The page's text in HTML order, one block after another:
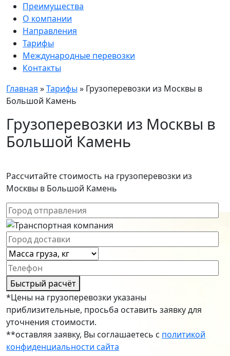
Преимущества
О компании
Направления
Тарифы
Международные перевозки
Контакты
Главная »Тарифы » Грузоперевозки из Москвы в
Большой Камень
Грузоперевозки из Москвы в
Большой Камень
Рассчитайте стоимость на грузоперевозки из
Москвы в Большой Камень
Быстрый расчёт
*Цены на грузоперевозки указаны
приблизительные, просьба оставить заявку для
уточнения стоимости.
**оставляя заявку, Вы соглашаетесь с политикой
конфиденциальности сайта